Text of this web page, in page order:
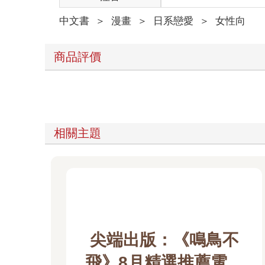
中文書 ＞ 漫畫 ＞ 日系戀愛 ＞ 女性向
商品評價
相關主題
尖端出版：《鳴鳥不